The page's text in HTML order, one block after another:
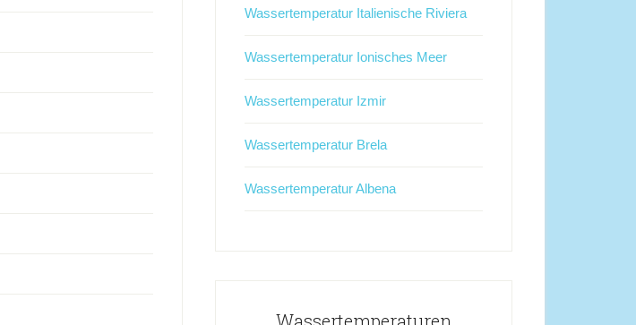
Wassertemperatur Italienische Riviera
Wassertemperatur Ionisches Meer
Wassertemperatur Izmir
Wassertemperatur Brela
Wassertemperatur Albena